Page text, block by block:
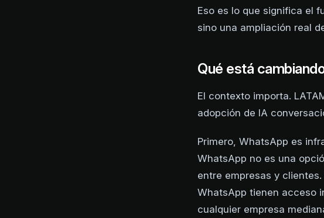
Eso es lo que significa el
sino una ampliación real
Qué está
El contexto importa.
adopción de IA
Primero, WhatsApp es
WhatsApp no es una
entre empresas y
WhatsApp tienen acceso
cualquier empresa